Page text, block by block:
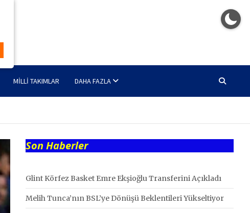
MILLI TAKIMLAR DAHA FAZLA
Son Haberler
Glint Körfez Basket Emre Ekşioğlu Transferini Açıkladı
Melih Tunca’nın BSL’ye Dönüşü Beklentileri Yükseltiyor